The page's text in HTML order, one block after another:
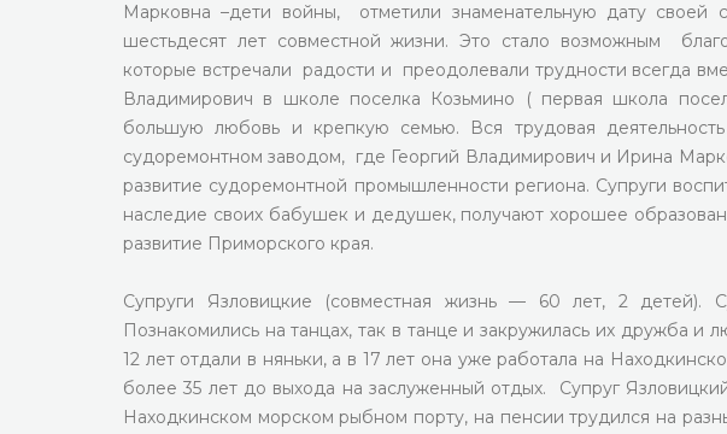
Марковна –дети войны, отметили знаменательную дату
шестьдесят лет совместной жизни. Это стало возможным
которые встречали радости и преодолевали трудности всегда
Владимирович в школе поселка Козьмино ( первая школа
большую любовь и крепкую семью. Вся трудовая
судоремонтном заводом, где Георгий Владимирович и Ирина
развитие судоремонтной промышленности региона. Супруги
наследие своих бабушек и дедушек, получают хорошее
развитие Приморского края.
Супруги Язловицкие (совместная жизнь — 60 лет, 2 детей).
Познакомились на танцах, так в танце и закружилась их дружба и
12 лет отдали в няньки, а в 17 лет она уже работала на
более 35 лет до выхода на заслуженный отдых. Супруг
Находкинском морском рыбном порту, на пенсии трудился на